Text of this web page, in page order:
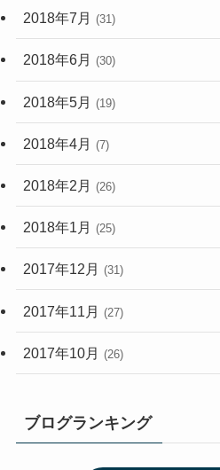
2018年7月 (31)
2018年6月 (30)
2018年5月 (19)
2018年4月 (7)
2018年2月 (26)
2018年1月 (25)
2017年12月 (31)
2017年11月 (27)
2017年10月 (26)
ブログランキング